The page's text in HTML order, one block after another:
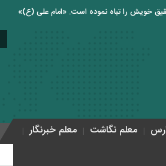
معلم نگاشت
معلم خبرنگار